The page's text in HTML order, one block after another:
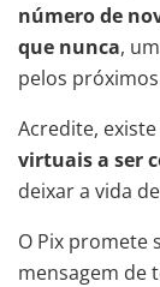
número de
que nunca,
pelos
Acredite,
virtuais a ser
deixar a vida
O Pix promete
mensagem de